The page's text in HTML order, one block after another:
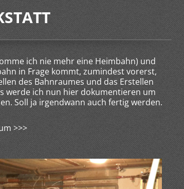
ich nie mehr eine Heimbahn) und
in Frage kommt, zumindest vorerst,
des Bahnraumes und das Erstellen
werde ich nun hier dokumentieren um
Soll ja irgendwann auch fertig werden.
>>>